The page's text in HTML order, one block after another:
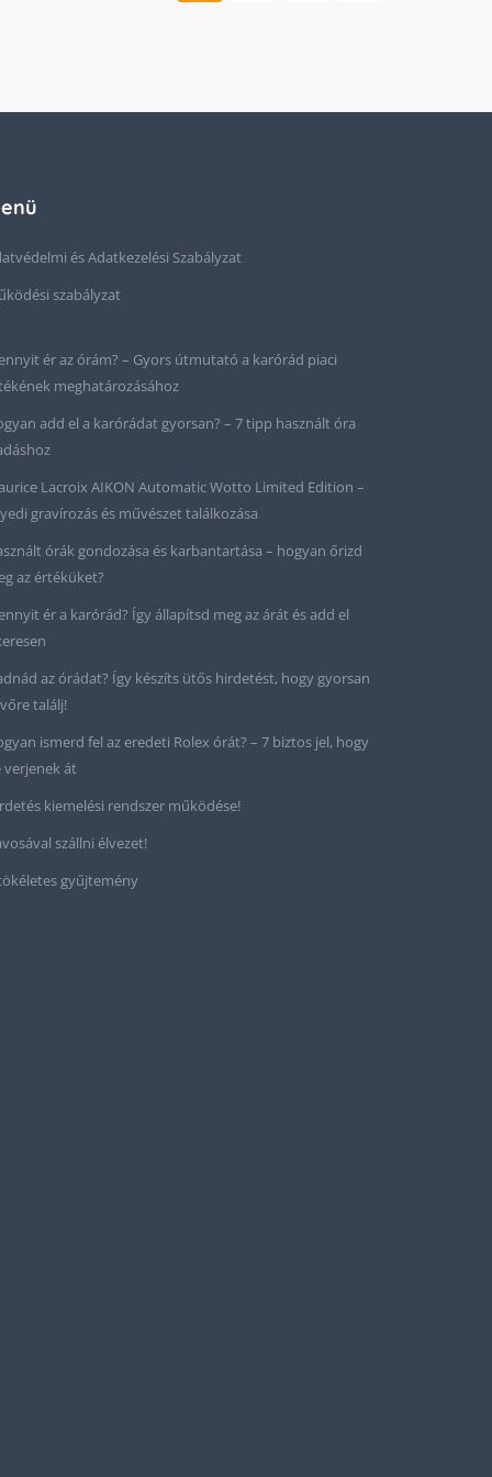
és Adatkezelési Szabályzat
szabályzat
ér az órám? – Gyors útmutató a karórád piaci
meghatározásához
add el a karórádat gyorsan? – 7 tipp használt óra
Lacroix AIKON Automatic Wotto Limited Edition –
gravírozás és művészet találkozása
órák gondozása és karbantartása – hogyan őrizd
az értéküket?
ér a karórád? Így állapítsd meg az árát és add el
az órádat? Így készíts ütős hirdetést, hogy gyorsan
találj!
ismerd fel az eredeti Rolex órát? – 7 biztos jel, hogy
verjenek át
kiemelési rendszer működése!
szállni élvezet!
gyűjtemény